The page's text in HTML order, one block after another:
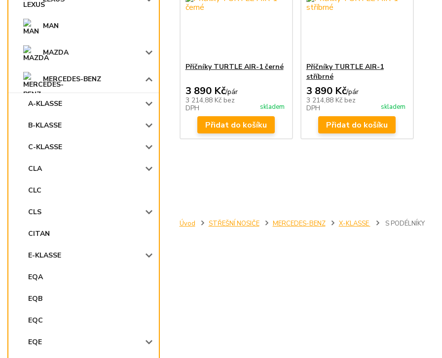
MAN
MAZDA
MERCEDES-BENZ
A-KLASSE
B-KLASSE
C-KLASSE
CLA
CLC
CLS
CITAN
E-KLASSE
EQA
EQB
EQC
EQE
Úvod STŘEŠNÍ NOSIČE MERCEDES-BENZ X-KLASSE S PODÉLNÍKY
Příčníky TURTLE AIR-1 černé
3 890 Kč/pár
3 214,88 Kč bez
DPH
skladem
Přidat do košíku
Příčníky TURTLE AIR-1
stříbrné
3 890 Kč/pár
3 214,88 Kč bez
DPH
skladem
Přidat do košíku